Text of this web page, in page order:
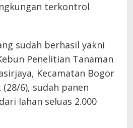
terkontrol
sudah berhasil yakni
Penelitian Tanaman
Kecamatan Bogor
(28/6), sudah panen
lahan seluas 2.000